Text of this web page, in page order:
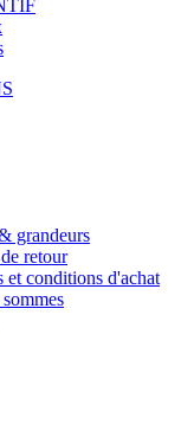
grandeurs
retour
et conditions d'achat